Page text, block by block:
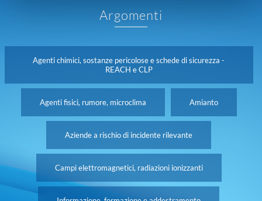
Argomenti
Agenti chimici, sostanze pericolose e schede di sicurezza -
REACH e CLP
Agenti fisici, rumore, microclima Amianto
Aziende a rischio di incidente rilevante
Campi elettromagnetici, radiazioni ionizzanti